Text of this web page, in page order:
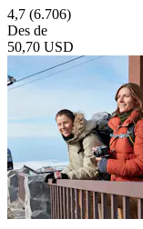
4,7 (6.706)
Des de
50,70 USD